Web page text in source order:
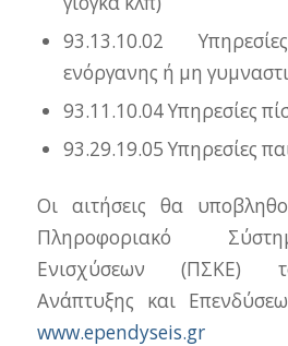
93.13.10.02
ενόργανης ή μη
93.11.10.04 Υπηρεσίες
93.29.19.05 Υπηρεσίες
Οι αιτήσεις θα
Πληροφοριακό
Ενισχύσεων (ΠΣΚΕ)
Ανάπτυξης και
www.ependyseis.gr